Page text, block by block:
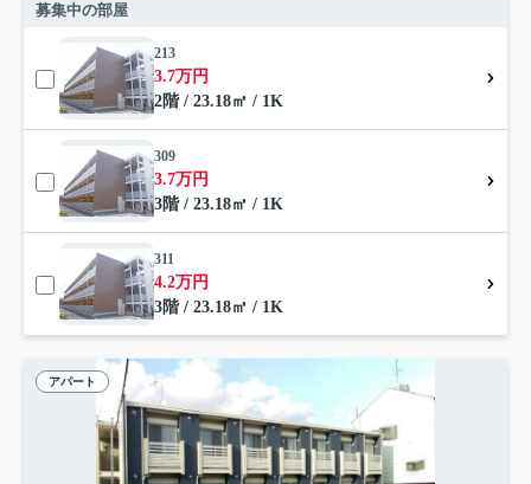
募集中の部屋
213
3.7万円
2階 / 23.18㎡ / 1K
309
3.7万円
3階 / 23.18㎡ / 1K
311
4.2万円
3階 / 23.18㎡ / 1K
アパート